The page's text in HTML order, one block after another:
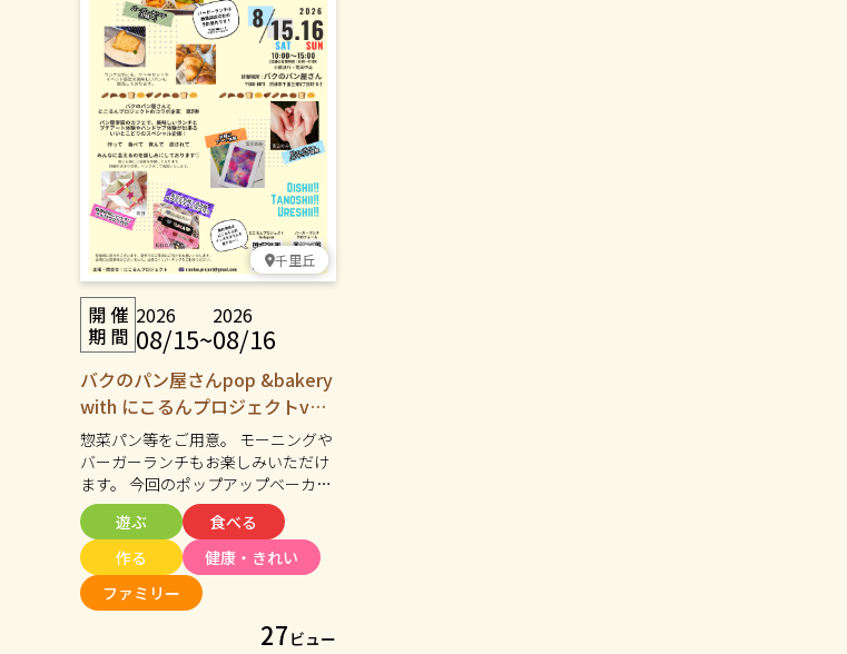
千里丘
2026
08/15~
2026
08/16
バクのパン屋さんpop &bakery
with にこるんプロジェクトvol.
2
惣菜パン等をご用意。 モーニングや
バーガーランチもお楽しみいただけ
ます。 今回のポップアップベーカリ
ーでも ハンドマッサージ・ワークシ
ョップ・アート体験などを開催しま
す。(こちらは10:00~15:00まで) 近場
で、気軽に集い、 楽しく、美味し
い！！ そんなひとときを一緒に過ご
してみませんか？
遊ぶ
食べる
作る
健康・きれい
ファミリー
27 ビュー